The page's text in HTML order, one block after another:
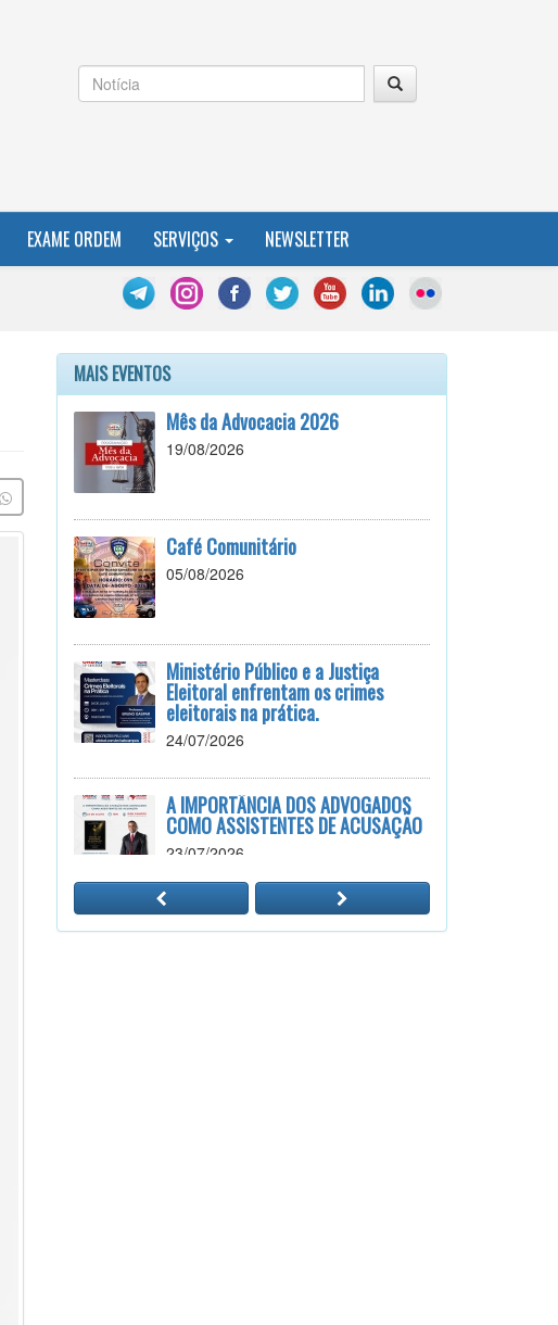
EXAME ORDEM SERVIÇOS NEWSLETTER
MAIS EVENTOS
Mês da Advocacia 2026
19/08/2026
Café Comunitário
05/08/2026
Ministério Público e a Justiça
Eleitoral enfrentam os crimes
eleitorais na prática.
24/07/2026
A IMPORTÂNCIA DOS ADVOGADOS
COMO ASSISTENTES DE ACUSAÇÃO
23/07/2026
PALESTRAS: VIOLENCIA DOMÉSTICA,